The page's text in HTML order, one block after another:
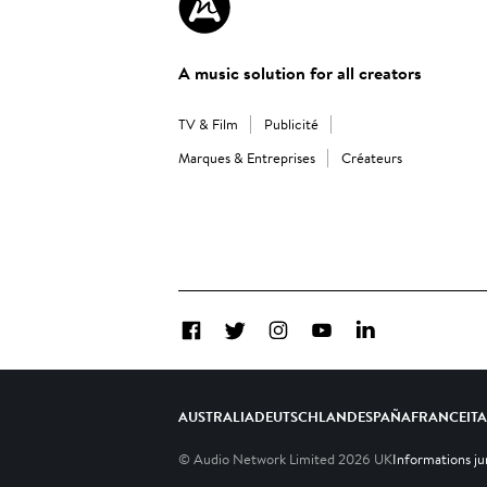
A music solution for all creators
TV & Film
Publicité
Marques & Entreprises
Créateurs
FacebookTwitterInstagramYouTubeLinkedIn
AUSTRALIADEUTSCHLANDESPAÑAFRANCE
© Audio Network Limited 2026 UKInformations